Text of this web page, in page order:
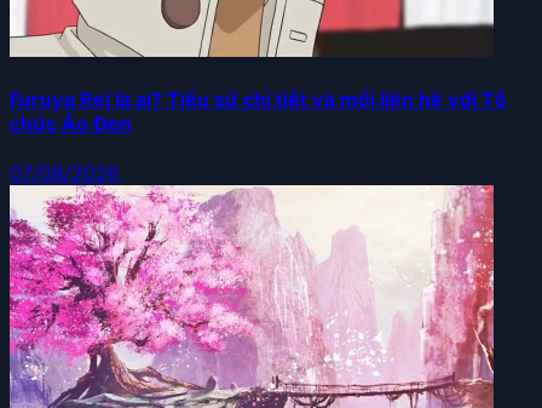
Furuya Rei là ai? Tiểu sử chi tiết và mối liên hệ với Tổ
chức Áo Đen
07/08/2026